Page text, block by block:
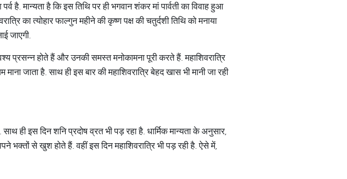
है. मान्यता है कि इस तिथि पर ही भगवान शंकर मां पार्वती का विवाह हुआ
का त्योहार फाल्गुन महीने की कृष्ण पक्ष की चतुर्दशी तिथि को मनाया
जाएगी.
प्रसन्न होते हैं और उनकी समस्त मनोकामना पूरी करते हैं. महाशिवरात्रि
जाता है. साथ ही इस बार की महाशिवरात्रि बेहद खास भी मानी जा रही
ही इस दिन शनि प्रदोष व्रत भी पड़ रहा है. धार्मिक मान्यता के अनुसार,
से खुश होते हैं. वहीं इस दिन महाशिवरात्रि भी पड़ रही है. ऐसे में,